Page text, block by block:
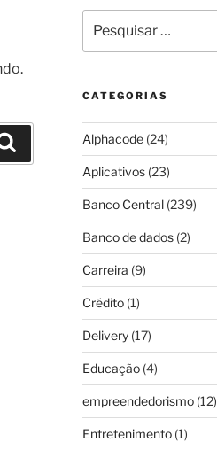
Pesquisar
por:
CATEGORIAS
Alphacode(24)
Aplicativos(23)
Banco Central(239)
Banco de dados(2)
Carreira (9)
Crédito(1)
Delivery(17)
Educação(4)
empreendedorismo(12)
Entretenimento(1)